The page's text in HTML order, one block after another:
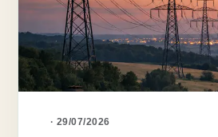
· 29/07/2026